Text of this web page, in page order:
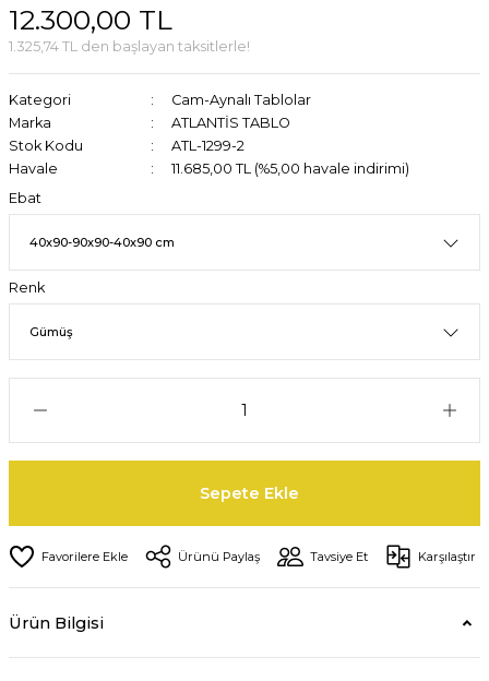
12.300,00 TL
1.325,74 TL den başlayan taksitlerle!
Kategori
Cam-Aynalı Tablolar
Marka
ATLANTİS TABLO
Stok Kodu
ATL-1299-2
Havale
11.685,00 TL (%5,00 havale indirimi)
Ebat
Renk
Sepete Ekle
Ürünü Paylaş Tavsiye Et Karşılaştır
Ürün Bilgisi